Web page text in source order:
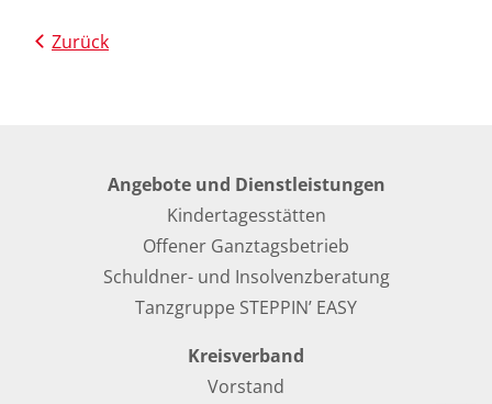
Zurück
Angebote und Dienstleistungen
Kindertagesstätten
Offener Ganztagsbetrieb
Schuldner- und Insolvenzberatung
Tanzgruppe STEPPIN’ EASY
Kreisverband
Vorstand